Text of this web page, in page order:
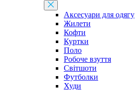
Аксесуари для одягу
Жилети
Кофти
Куртки
Поло
Робоче взуття
Світшоти
Футболки
Худи